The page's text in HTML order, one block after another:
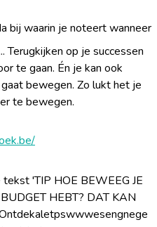
bij waarin je noteert wanneer
Terugkijken op je successen
te gaan. Én je kan ook
bewegen. Zo lukt het je
te bewegen.